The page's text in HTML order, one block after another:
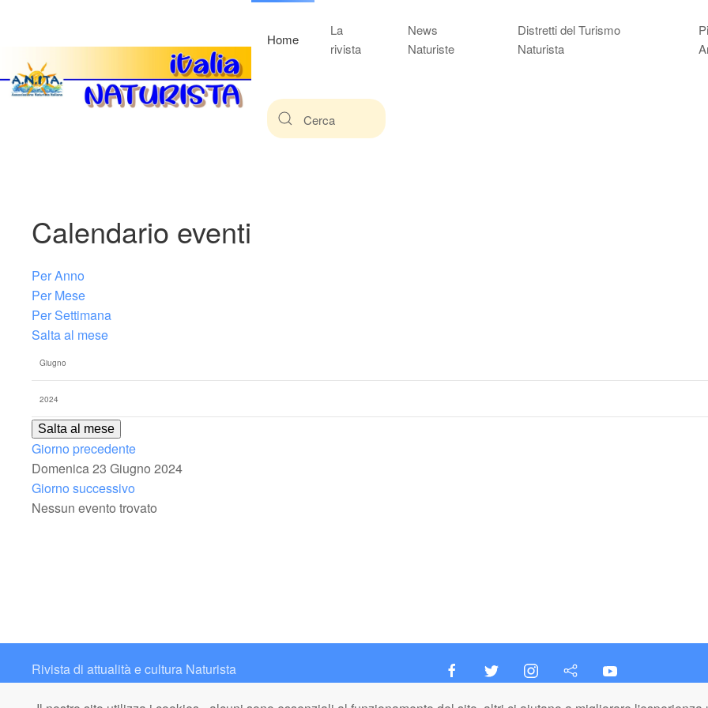
Home
La
rivista
News
Naturiste
Distretti del Turismo
Naturista
Calendario eventi
Per Anno
Per Mese
Per Settimana
Salta al mese
Salta al mese
Giorno precedente
Domenica 23 Giugno 2024
Giorno successivo
Nessun evento trovato
Rivista di attualità e cultura Naturista
Contatto: redazione@italianaturista.it